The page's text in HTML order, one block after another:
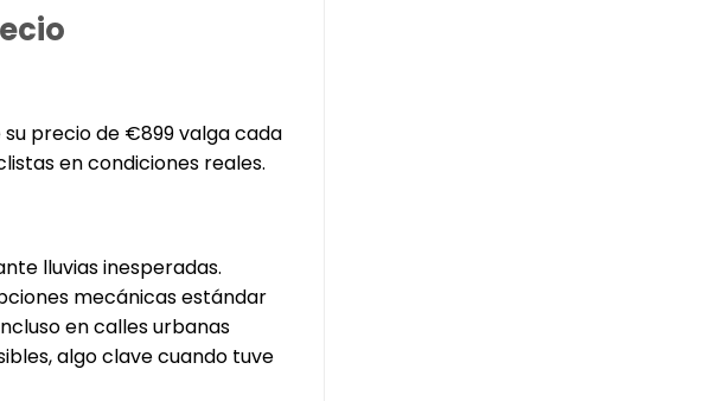
precio de €899 valga cada
en condiciones reales.
lluvias inesperadas.
mecánicas estándar
en calles urbanas
algo clave cuando tuve